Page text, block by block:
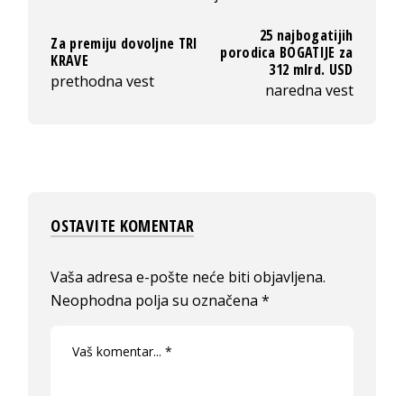
Za premiju dovoljne TRI
KRAVE
prethodna vest
25 najbogatijih
porodica BOGATIJE za
312 mlrd. USD
naredna vest
OSTAVITE KOMENTAR
Vaša adresa e-pošte neće biti objavljena.
Neophodna polja su označena*